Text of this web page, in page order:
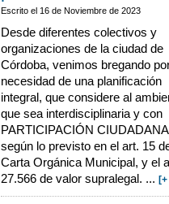
Escrito el 16 de Noviembre de 2023
Desde diferentes colectivos y
organizaciones de la ciudad de
Córdoba, venimos bregando
necesidad de una planificación
integral, que considere al
que sea interdisciplinaria y con
PARTICIPACIÓN
según lo previsto en el art. 15
Carta Orgánica Municipal, y el
27.566 de valor supralegal. ... [+